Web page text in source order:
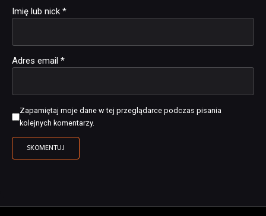
Imię lub nick *
Adres email *
Zapamiętaj moje dane w tej przeglądarce podczas pisania
kolejnych komentarzy.